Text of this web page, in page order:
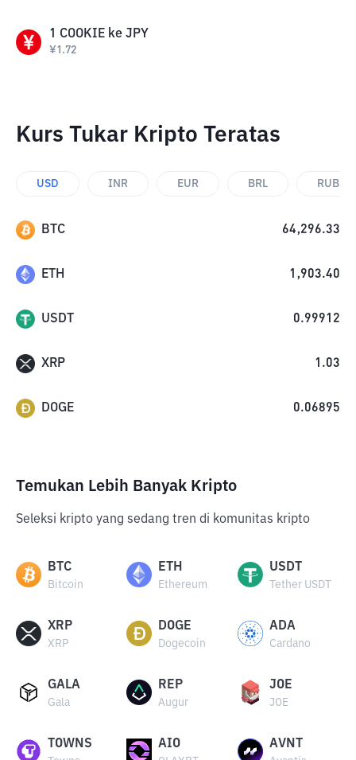
1 COOKIE ke JPY
¥1.72
Kurs Tukar Kripto Teratas
USD INR EUR BRL RUB
BTC 64,296.33
ETH 1,903.40
USDT 0.99912
XRP 1.03
DOGE 0.06895
Temukan Lebih Banyak Kripto
Seleksi kripto yang sedang tren di komunitas kripto
BTC
Bitcoin
ETH
Ethereum
USDT
Tether USDT
XRP
XRP
DOGE
Dogecoin
ADA
Cardano
GALA
Gala
REP
Augur
JOE
JOE
TOWNS AIO AVNT